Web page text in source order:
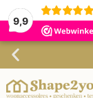
9,9
Gratis verzending